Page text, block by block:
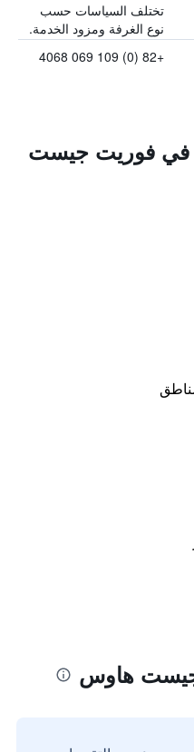
تختلف السياسات حسب
نوع الغرفة ومزود الخدمة.
+82 (0) 109 069 4068
في فوريت جيست
جيست هاوس